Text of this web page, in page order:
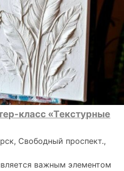
класс «Текстурные
Свободный проспект.,
важным элементом